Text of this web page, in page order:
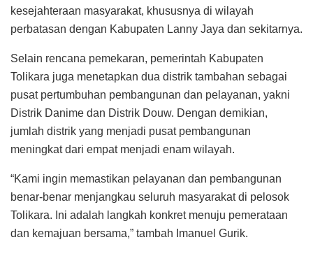
kesejahteraan masyarakat, khususnya di wilayah
perbatasan dengan Kabupaten Lanny Jaya dan sekitarnya.
Selain rencana pemekaran, pemerintah Kabupaten
Tolikara juga menetapkan dua distrik tambahan sebagai
pusat pertumbuhan pembangunan dan pelayanan, yakni
Distrik Danime dan Distrik Douw. Dengan demikian,
jumlah distrik yang menjadi pusat pembangunan
meningkat dari empat menjadi enam wilayah.
“Kami ingin memastikan pelayanan dan pembangunan
benar-benar menjangkau seluruh masyarakat di pelosok
Tolikara. Ini adalah langkah konkret menuju pemerataan
dan kemajuan bersama,” tambah Imanuel Gurik.